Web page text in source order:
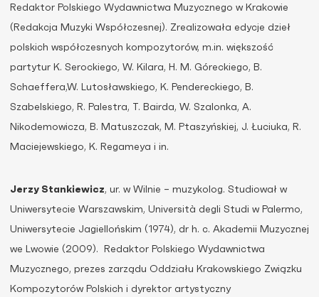
Redaktor Polskiego Wydawnictwa Muzycznego w Krakowie
(Redakcja Muzyki Współczesnej). Zrealizowała edycje dzieł
polskich współczesnych kompozytorów, m.in. większość
partytur K. Serockiego, W. Kilara, H. M. Góreckiego, B.
Schaeffera,W. Lutosławskiego, K. Pendereckiego, B.
Szabelskiego, R. Palestra, T. Bairda, W. Szalonka, A.
Nikodemowicza, B. Matuszczak, M. Ptaszyńskiej, J. Łuciuka, R.
Maciejewskiego, K. Regameya i in.
Jerzy Stankiewicz, ur. w Wilnie – muzykolog. Studiował w
Uniwersytecie Warszawskim, Università degli Studi w Palermo,
Uniwersytecie Jagiellońskim (1974), dr h. c. Akademii Muzycznej
we Lwowie (2009). Redaktor Polskiego Wydawnictwa
Muzycznego, prezes zarządu Oddziału Krakowskiego Związku
Kompozytorów Polskich i dyrektor artystyczny